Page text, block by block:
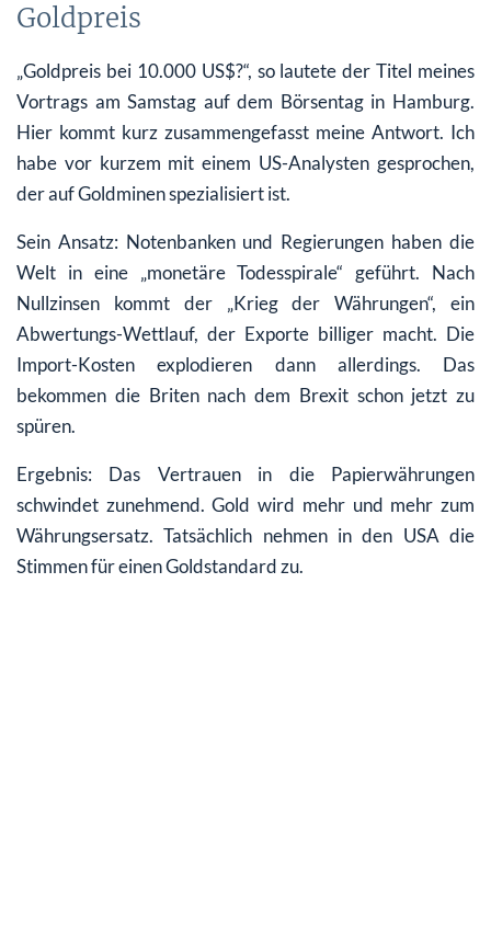
Goldpreis
„Goldpreis bei 10.000 US$?“, so lautete der Titel meines
Vortrags am Samstag auf dem Börsentag in Hamburg.
Hier kommt kurz zusammengefasst meine Antwort. Ich
habe vor kurzem mit einem US-Analysten gesprochen,
der auf Goldminen spezialisiert ist.
Sein Ansatz: Notenbanken und Regierungen haben die
Welt in eine „monetäre Todesspirale“ geführt. Nach
Nullzinsen kommt der „Krieg der Währungen“, ein
Abwertungs-Wettlauf, der Exporte billiger macht. Die
Import-Kosten explodieren dann allerdings. Das
bekommen die Briten nach dem Brexit schon jetzt zu
spüren.
Ergebnis: Das Vertrauen in die Papierwährungen
schwindet zunehmend. Gold wird mehr und mehr zum
Währungsersatz. Tatsächlich nehmen in den USA die
Stimmen für einen Goldstandard zu.